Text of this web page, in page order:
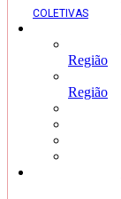
COLETIVAS
Região
Região